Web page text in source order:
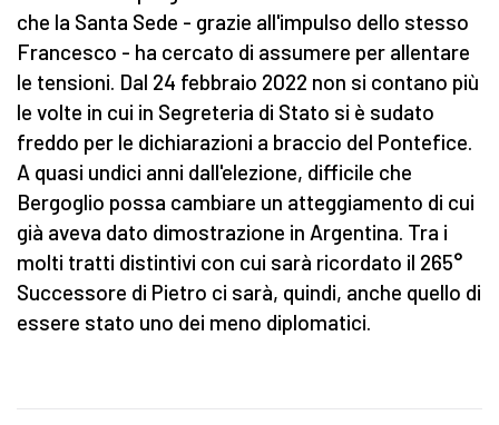
che la Santa Sede - grazie all'impulso dello stesso
Francesco - ha cercato di assumere per allentare
le tensioni. Dal 24 febbraio 2022 non si contano più
le volte in cui in Segreteria di Stato si è sudato
freddo per le dichiarazioni a braccio del Pontefice.
A quasi undici anni dall'elezione, difficile che
Bergoglio possa cambiare un atteggiamento di cui
già aveva dato dimostrazione in Argentina. Tra i
molti tratti distintivi con cui sarà ricordato il 265°
Successore di Pietro ci sarà, quindi, anche quello di
essere stato uno dei meno diplomatici.